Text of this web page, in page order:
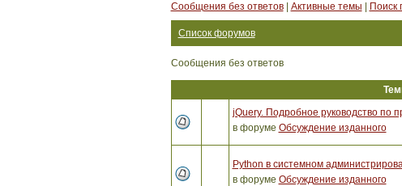
Сообщения без ответов| Активные темы Поиск
Список форумов
Сообщения без ответов
jQuery. Подробное руководство по
в форуме Обсуждение изданного
Python в системном
в форуме Обсуждение изданного